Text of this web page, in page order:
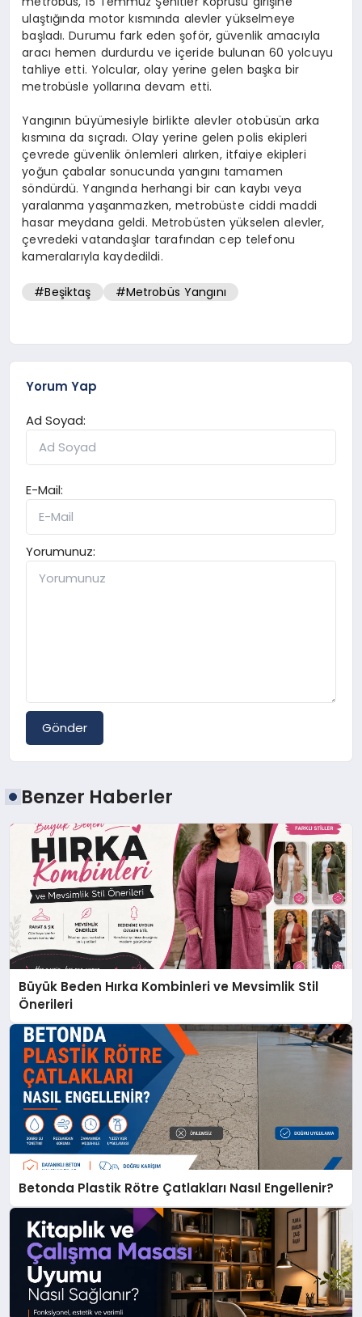
ulaştığında motor kısmında alevler yükselmeye
başladı. Durumu fark eden şoför, güvenlik amacıyla
aracı hemen durdurdu ve içeride bulunan 60 yolcuyu
tahliye etti. Yolcular, olay yerine gelen başka bir
metrobüsle yollarına devam etti.
Yangının büyümesiyle birlikte alevler otobüsün arka
kısmına da sıçradı. Olay yerine gelen polis ekipleri
çevrede güvenlik önlemleri alırken, itfaiye ekipleri
yoğun çabalar sonucunda yangını tamamen
söndürdü. Yangında herhangi bir can kaybı veya
yaralanma yaşanmazken, metrobüste ciddi maddi
hasar meydana geldi. Metrobüsten yükselen alevler,
çevredeki vatandaşlar tarafından cep telefonu
kameralarıyla kaydedildi.
#Beşiktaş #Metrobüs Yangını
Yorum Yap
Ad Soyad:
E-Mail:
Yorumunuz:
Gönder
Benzer Haberler
Büyük Beden Hırka Kombinleri ve Mevsimlik Stil
Önerileri
Betonda Plastik Rötre Çatlakları Nasıl Engellenir?